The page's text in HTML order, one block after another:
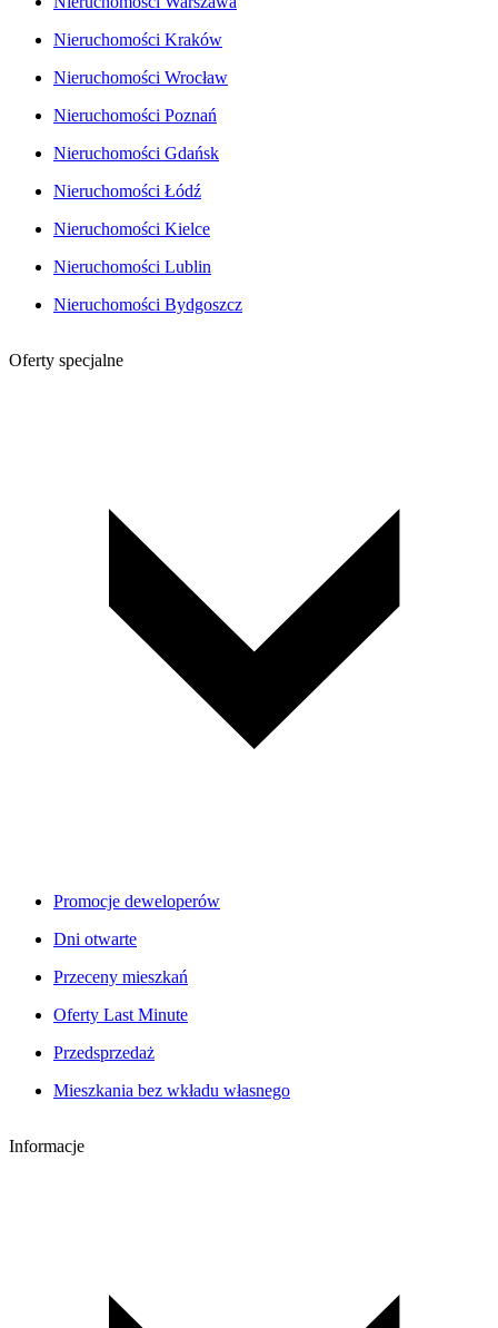
Nieruchomości Kraków
Nieruchomości Wrocław
Nieruchomości Poznań
Nieruchomości Gdańsk
Nieruchomości Łódź
Nieruchomości Kielce
Nieruchomości Lublin
Nieruchomości Bydgoszcz
Oferty specjalne
Promocje deweloperów
Dni otwarte
Przeceny mieszkań
Oferty Last Minute
Przedsprzedaż
Mieszkania bez wkładu własnego
Informacje